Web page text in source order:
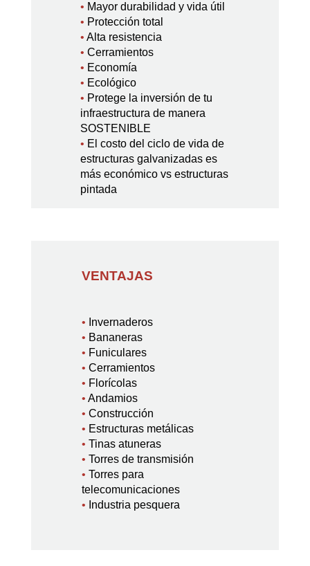
• Mayor durabilidad y vida útil
• Protección total
• Alta resistencia
• Cerramientos
• Economía
• Ecológico
• Protege la inversión de tu
infraestructura de manera
SOSTENIBLE
• El costo del ciclo de vida de
estructuras galvanizadas es
más económico vs estructuras
pintada
VENTAJAS
• Invernaderos
• Bananeras
• Funiculares
• Cerramientos
• Florícolas
• Andamios
• Construcción
• Estructuras metálicas
• Tinas atuneras
• Torres de transmisión
• Torres para
telecomunicaciones
• Industria pesquera